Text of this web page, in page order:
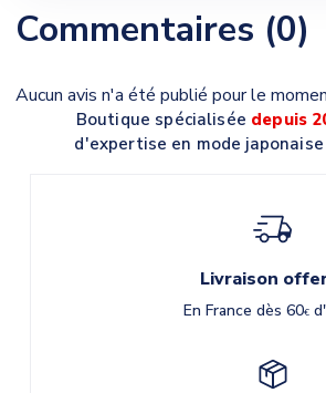
Commentaires (0)
Aucun avis n'a été publié pour le
Boutique spécialisée depuis
d'expertise en mode
Livraison
En France dès 60€